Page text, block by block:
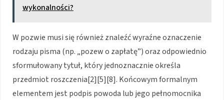
wykonalności?
W pozwie musi się również znaleźć wyraźne oznaczenie
rodzaju pisma (np. „pozew o zapłatę”) oraz odpowiednio
sformułowany tytuł, który jednoznacznie określa
przedmiot roszczenia[2][5][8]. Końcowym formalnym
elementem jest podpis powoda lub jego pełnomocnika